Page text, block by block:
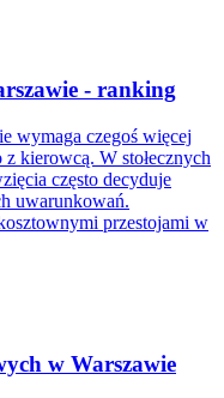
- ranking
wymaga czegoś więcej
kierowcą. W stołecznych
często decyduje
uwarunkowań.
przestojami w
w Warszawie